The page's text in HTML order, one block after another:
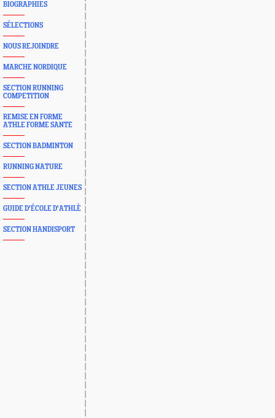
BIOGRAPHIES
SÉLECTIONS
NOUS REJOINDRE
MARCHE NORDIQUE
SECTION RUNNING
COMPETITION
REMISE EN FORME
ATHLE FORME SANTE
SECTION BADMINTON
RUNNING NATURE
SECTION ATHLE JEUNES
GUIDE D'ÉCOLE D'ATHLÈ
SECTION HANDISPORT